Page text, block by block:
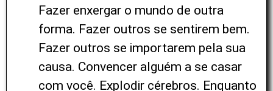
Fazer enxergar o mundo de outra
forma. Fazer outros se sentirem bem.
Fazer outros se importarem pela sua
causa. Convencer alguém a se casar
com você. Explodir cérebros. Enquanto